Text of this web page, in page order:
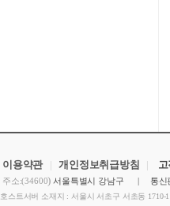
이용약관 |개인정보취급방침 |
주소:(34600) 서울특별시 강남구 | 통신
호스트서버 소재지 : 서울시 서초구 서초동 1710-